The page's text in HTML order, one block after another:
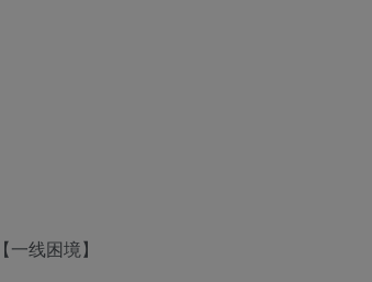
线困境】